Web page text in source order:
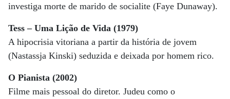
investiga morte de marido de socialite (Faye Dunaway).
Tess – Uma Lição de Vida (1979)
A hipocrisia vitoriana a partir da história de jovem
(Nastassja Kinski) seduzida e deixada por homem rico.
O Pianista (2002)
Filme mais pessoal do diretor. Judeu como o